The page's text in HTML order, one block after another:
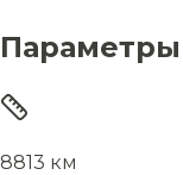
8813 км